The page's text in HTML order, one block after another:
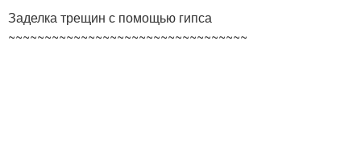
Заделка трещин с помощью гипса
~~~~~~~~~~~~~~~~~~~~~~~~~~~~~~~~~